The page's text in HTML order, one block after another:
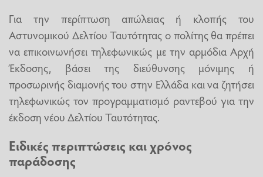
Για την περίπτωση απώλειας ή κλοπής του
Αστυνομικού Δελτίου Ταυτότητας ο πολίτης θα πρέπει
να επικοινωνήσει τηλεφωνικώς με την αρμόδια Αρχή
Έκδοσης, βάσει της διεύθυνσης μόνιμης ή
προσωρινής διαμονής του στην Ελλάδα και να ζητήσει
τηλεφωνικώς τον προγραμματισμό ραντεβού για την
έκδοση νέου Δελτίου Ταυτότητας.
Ειδικές περιπτώσεις και χρόνος
παράδοσης